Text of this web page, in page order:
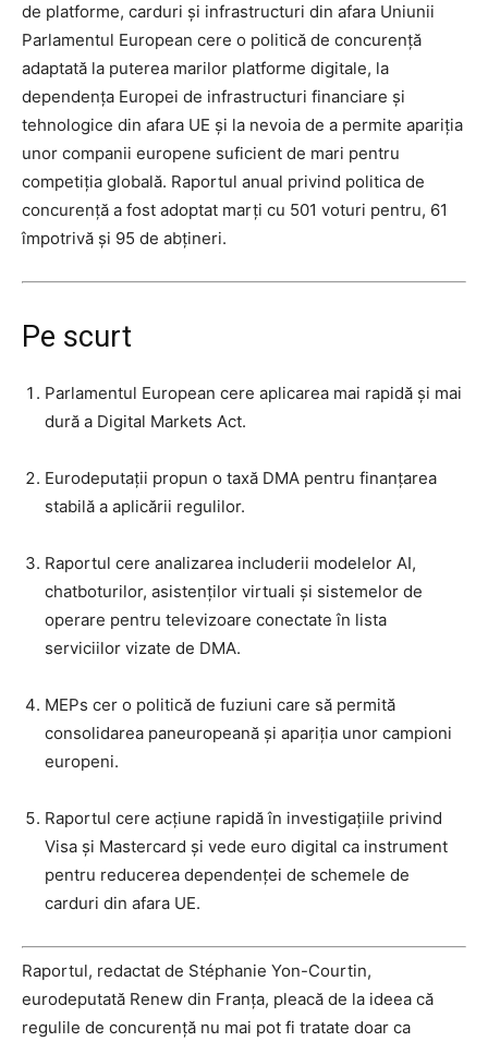
de platforme, carduri și infrastructuri din afara Uniunii
Parlamentul European cere o politică de concurență
adaptată la puterea marilor platforme digitale, la
dependența Europei de infrastructuri financiare și
tehnologice din afara UE și la nevoia de a permite apariția
unor companii europene suficient de mari pentru
competiția globală. Raportul anual privind politica de
concurență a fost adoptat marți cu 501 voturi pentru, 61
împotrivă și 95 de abțineri.
Pe scurt
Parlamentul European cere aplicarea mai rapidă și mai
dură a Digital Markets Act.
Eurodeputații propun o taxă DMA pentru finanțarea
stabilă a aplicării regulilor.
Raportul cere analizarea includerii modelelor AI,
chatboturilor, asistenților virtuali și sistemelor de
operare pentru televizoare conectate în lista
serviciilor vizate de DMA.
MEPs cer o politică de fuziuni care să permită
consolidarea paneuropeană și apariția unor campioni
europeni.
Raportul cere acțiune rapidă în investigațiile privind
Visa și Mastercard și vede euro digital ca instrument
pentru reducerea dependenței de schemele de
carduri din afara UE.
Raportul, redactat de Stéphanie Yon-Courtin,
eurodeputată Renew din Franța, pleacă de la ideea că
regulile de concurență nu mai pot fi tratate doar ca